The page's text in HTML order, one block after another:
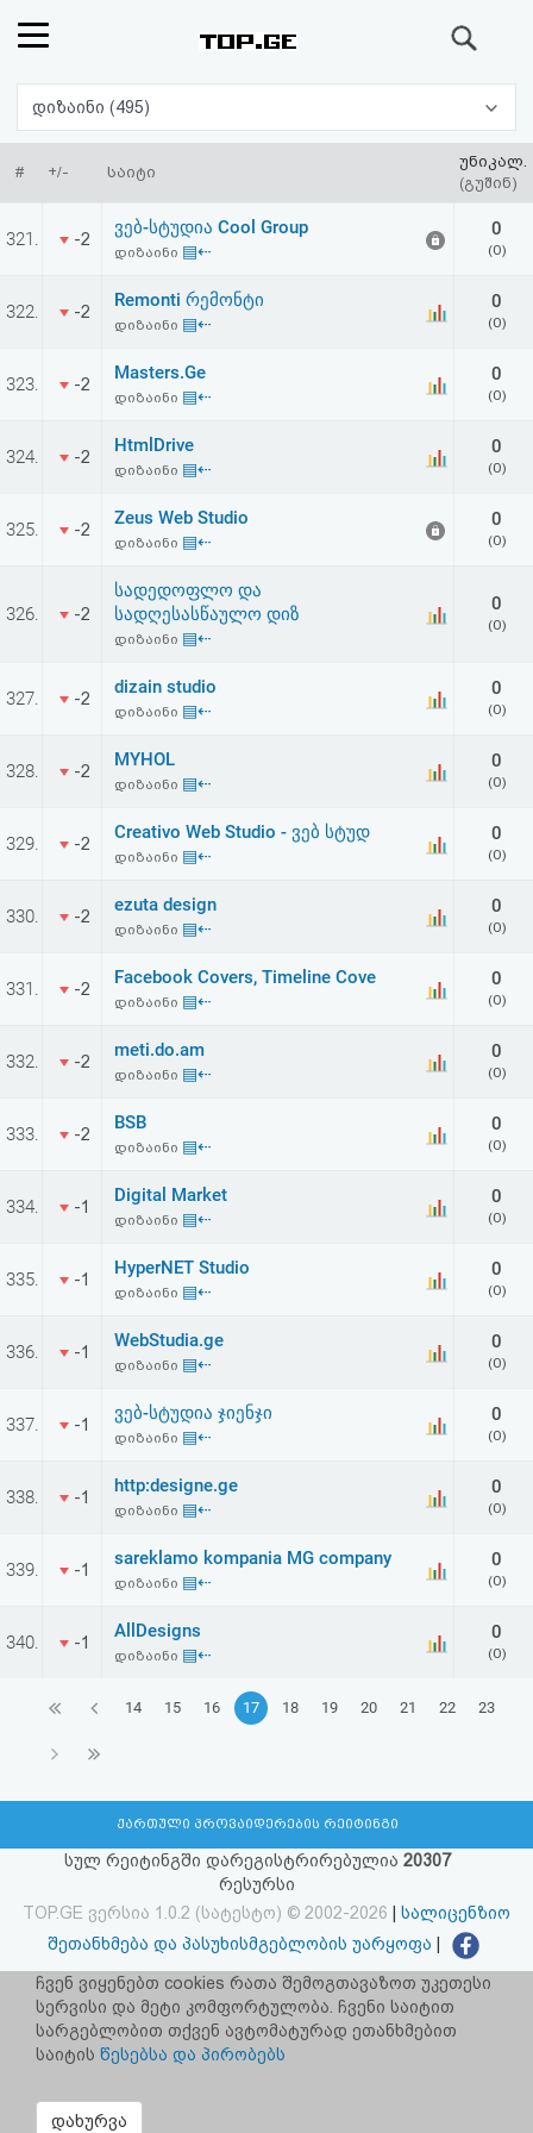
რეიტინგი
(მთავარი)
ფოსტა
პასუხი
ავტორიზაცია
რეგისტრაცია
პაროლის
აღდგენა
HTML
სალიცენზიო
შეთანხმება
პასუხისმგებლობის
უარყოფა
დიზაინი (495)
# +/- საიტი
უნიკალ.
(გუშინ)
321. -2
ვებ-სტუდია Cool Group
დიზაინი ▤⇠
0
(0)
322. -2
Remonti რემონტი
დიზაინი ▤⇠
0
(0)
323. -2
Masters.Ge
დიზაინი ▤⇠
0
(0)
324. -2
HtmlDrive
დიზაინი ▤⇠
0
(0)
325. -2
Zeus Web Studio
დიზაინი ▤⇠
0
(0)
326. -2
სადედოფლო და
სადღესასწაულო დიზ
დიზაინი ▤⇠
0
(0)
327. -2
dizain studio
დიზაინი ▤⇠
0
(0)
328. -2
MYHOL
დიზაინი ▤⇠
0
(0)
329. -2
Creativo Web Studio - ვებ სტუდ
დიზაინი ▤⇠
0
(0)
330. -2
ezuta design
დიზაინი ▤⇠
0
(0)
331. -2
Facebook Covers, Timeline Cove
დიზაინი ▤⇠
0
(0)
332. -2
meti.do.am
დიზაინი ▤⇠
0
(0)
333. -2
BSB
დიზაინი ▤⇠
0
(0)
334. -1
Digital Market
დიზაინი ▤⇠
0
(0)
335. -1
HyperNET Studio
დიზაინი ▤⇠
0
(0)
336. -1
WebStudia.ge
დიზაინი ▤⇠
0
(0)
337. -1
ვებ-სტუდია ჯიენჯი
დიზაინი ▤⇠
0
(0)
338. -1
http:designe.ge
დიზაინი ▤⇠
0
(0)
339. -1
sareklamo kompania MG company
დიზაინი ▤⇠
0
(0)
340. -1
AllDesigns
დიზაინი ▤⇠
0
(0)
14 15 16 17 18 19 20 21 22 23
ქართული პროვაიდერების რეიტინგი
სულ რეიტინგში დარეგისტრირებულია 20307
რესურსი
TOP.GE ვერსია 1.0.2 (სატესტო) © 2002-2026
სალიცენზიო
შეთანხმება და პასუხისმგებლობის უარყოფა
facebook.com/TOP.GE
იხილეთ TOP.GE - ის ძველი ვერსია ბმულზე
TOP.GE-ს სერვერების განთავსებას და ინტერნეტთან კავშირს
ჩვენ ვიყენებთ cookies რათა შემოგთავაზოთ უკეთესი
სერვისი და მეტი კომფორტულობა. ჩვენი საიტით
სარგებლობით თქვენ ავტომატურად ეთანხმებით
საიტის წესებსა და პირობებს
დახურვა